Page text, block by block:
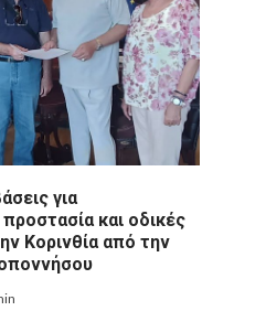
για
και οδικές
Κορινθία από την